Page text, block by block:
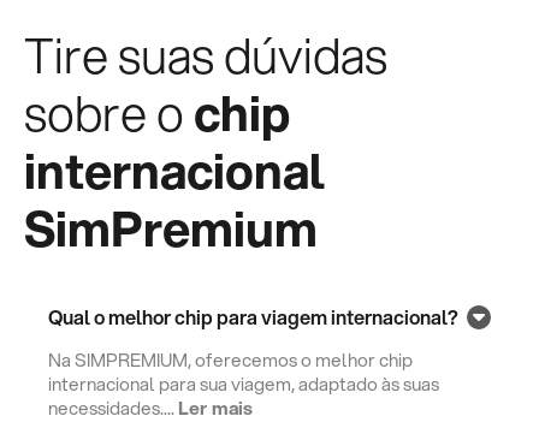
Tire suas dúvidas
sobre ochip
internacional
SimPremium
Qual o melhor chip para viagem internacional?
Na SIMPREMIUM, oferecemos o melhor chip
internacional para sua viagem, adaptado às suas
necessidades....Ler mais